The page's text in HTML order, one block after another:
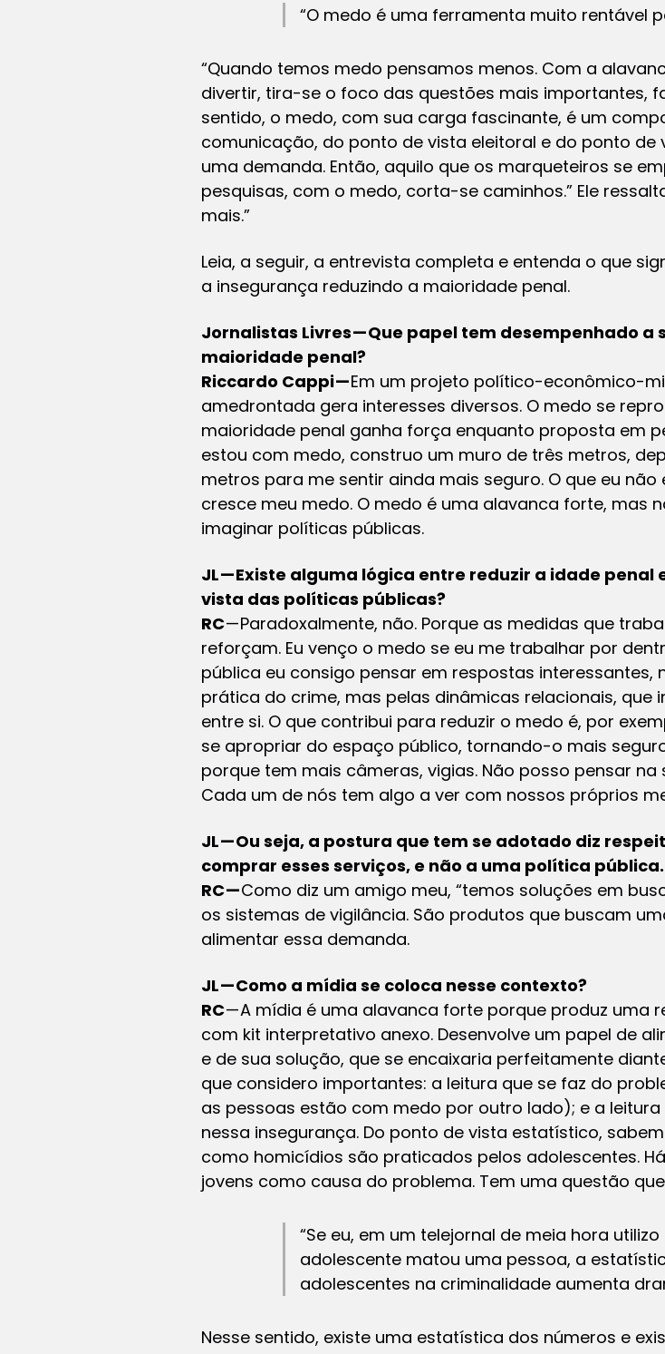
“O medo é uma ferramenta muito rentável
“Quando temos medo pensamos menos. Com a
divertir, tira-se o foco das questões mais importantes,
sentido, o medo, com sua carga fascinante, é um
comunicação, do ponto de vista eleitoral e do ponto
uma demanda. Então, aquilo que os marqueteiros se
pesquisas, com o medo, corta-se caminhos.” Ele
mais.”
Leia, a seguir, a entrevista completa e entenda o que
a insegurança reduzindo a maioridade penal.
Jornalistas Livres — Que papel tem desempenhado
maioridade penal?
Riccardo Cappi —Em um projeto político-econômico-
amedrontada gera interesses diversos. O medo se
maioridade penal ganha força enquanto proposta em
estou com medo, construo um muro de três metros,
metros para me sentir ainda mais seguro. O que eu
cresce meu medo. O medo é uma alavanca forte, mas
imaginar políticas públicas.
JL — Existe alguma lógica entre reduzir a idade
vista das políticas públicas?
RC— Paradoxalmente, não. Porque as medidas que
reforçam. Eu venço o medo se eu me trabalhar por
pública eu consigo pensar em respostas
prática do crime, mas pelas dinâmicas relacionais, que
entre si. O que contribui para reduzir o medo é, por
se apropriar do espaço público, tornando-o mais
porque tem mais câmeras, vigias. Não posso pensar
Cada um de nós tem algo a ver com nossos próprios
JL — Ou seja, a postura que tem se adotado diz
comprar esses serviços, e não a uma política pública.
RC —Como diz um amigo meu, “temos soluções em
os sistemas de vigilância. São produtos que buscam
alimentar essa demanda.
JL — Como a mídia se coloca nesse contexto?
RC— A mídia é uma alavanca forte porque produz uma
com kit interpretativo anexo. Desenvolve um papel de
e de sua solução, que se encaixaria perfeitamente
que considero importantes: a leitura que se faz do
as pessoas estão com medo por outro lado); e a
nessa insegurança. Do ponto de vista estatístico,
como homicídios são praticados pelos adolescentes.
jovens como causa do problema. Tem uma questão
“Se eu, em um telejornal de meia hora
adolescente matou uma pessoa, a
adolescentes na criminalidade aumenta
Nesse sentido, existe uma estatística dos números e